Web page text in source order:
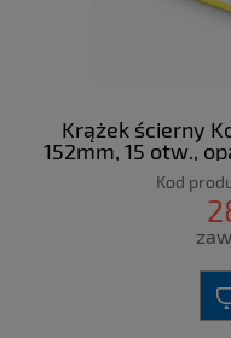
Krążek ścierny
152mm, 15 otw.,
nr
Kod